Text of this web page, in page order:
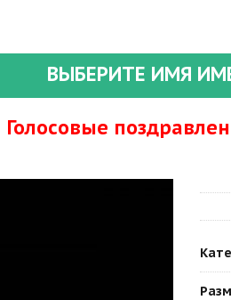
ВЫБЕРИТЕ ИМЯ
Голосовые